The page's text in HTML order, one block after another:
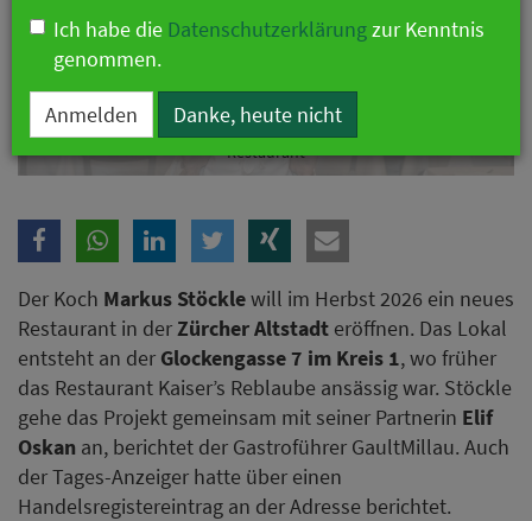
Markus Stöckle plant neues Restaurant in Zürich. Foto: Rosis
Restaurant
Der Koch Markus Stöcklewill im Herbst 2026 ein neues
Restaurant in derZürcher Altstadt eröffnen. Das Lokal
entsteht an der Glockengasse 7 im Kreis 1, wo früher
das Restaurant Kaiser’s Reblaube ansässig war. Stöckle
gehe das Projekt gemeinsam mit seiner Partnerin Elif
Oskan an, berichtet der Gastroführer GaultMillau. Auch
der Tages-Anzeiger hatte über einen
Handelsregistereintrag an der Adresse berichtet.
Ich habe die Datenschutzerklärungzur Kenntnis
genommen.
Anmelden Danke, heute nicht